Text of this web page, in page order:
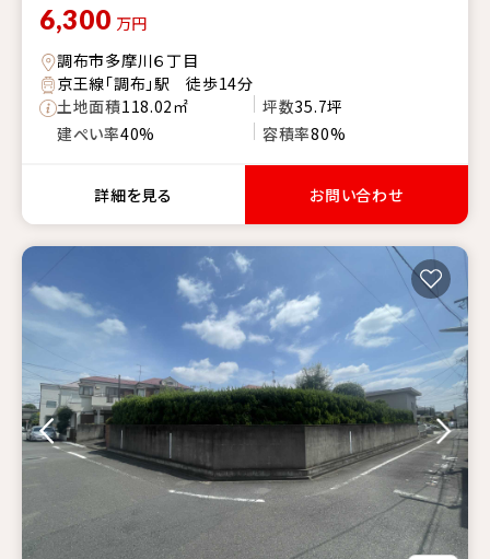
6,300 万円
調布市多摩川６丁目
京王線「調布」駅 徒歩14分
土地面積118.02㎡ 坪数35.7坪
建ぺい率40% 容積率80%
詳細を見る お問い合わせ